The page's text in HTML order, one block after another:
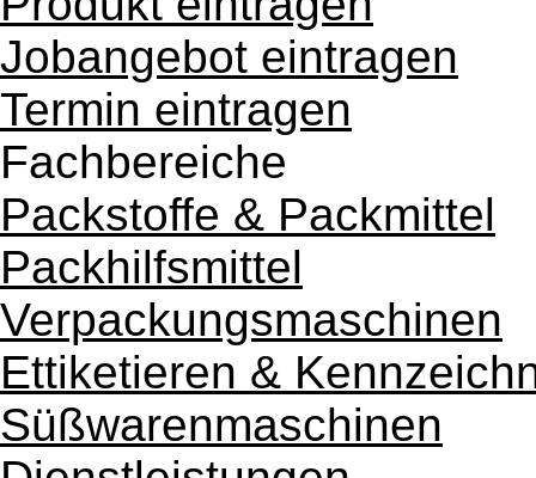
Jobangebot eintragen
Termin eintragen
Fachbereiche
Packstoffe & Packmittel
Packhilfsmittel
Verpackungsmaschinen
Ettiketieren &
Süßwarenmaschinen